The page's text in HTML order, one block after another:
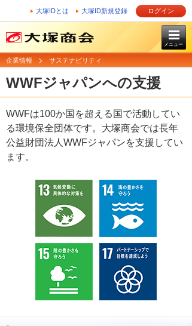
大塚IDとは 大塚ID新規登録 ログイン
メニュー
企業情報 サステナビリティ
WWFジャパンへの支援
WWFは100か国を超える国で活動してい
る環境保全団体です。大塚商会では長年
公益財団法人WWFジャパンを支援してい
ます。